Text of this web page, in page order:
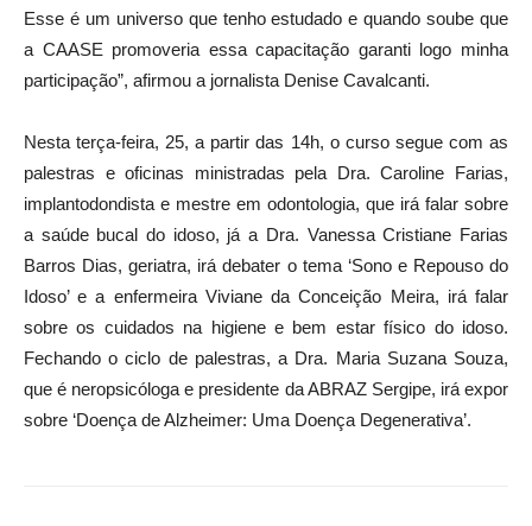
Esse é um universo que tenho estudado e quando soube que
a CAASE promoveria essa capacitação garanti logo minha
participação”, afirmou a jornalista Denise Cavalcanti.
Nesta terça-feira, 25, a partir das 14h, o curso segue com as
palestras e oficinas ministradas pela Dra. Caroline Farias,
implantodondista e mestre em odontologia, que irá falar sobre
a saúde bucal do idoso, já a Dra. Vanessa Cristiane Farias
Barros Dias, geriatra, irá debater o tema ‘Sono e Repouso do
Idoso’ e a enfermeira Viviane da Conceição Meira, irá falar
sobre os cuidados na higiene e bem estar físico do idoso.
Fechando o ciclo de palestras, a Dra. Maria Suzana Souza,
que é neropsicóloga e presidente da ABRAZ Sergipe, irá expor
sobre ‘Doença de Alzheimer: Uma Doença Degenerativa’.